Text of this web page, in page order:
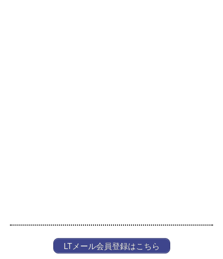
LTメール会員登録はこちら